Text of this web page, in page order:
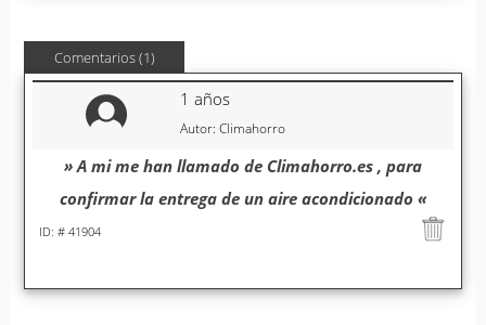
Comentarios (1)
Autor: Climahorro
1 años
ID: # 41904
» A mi me han llamado de Climahorro.es , para
confirmar la entrega de un aire acondicionado «